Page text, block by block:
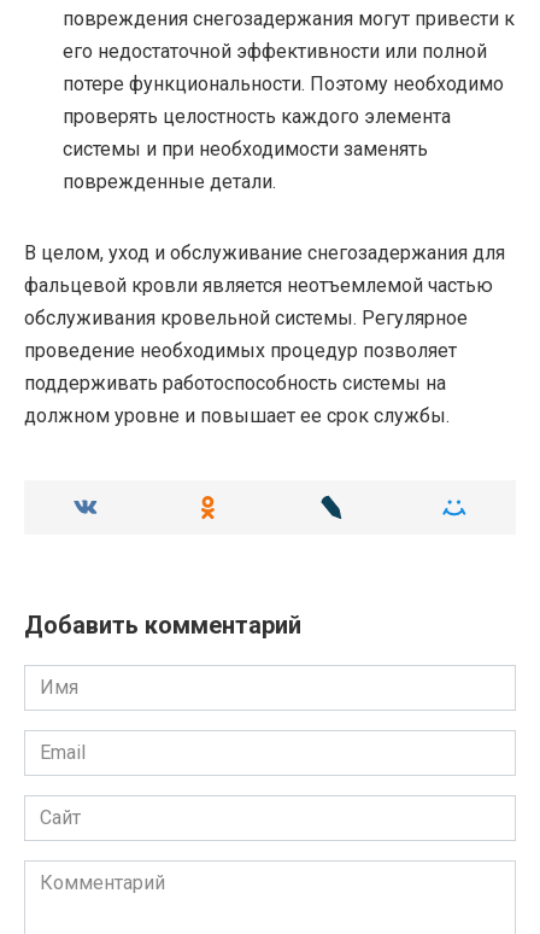
повреждения снегозадержания могут привести к
его недостаточной эффективности или полной
потере функциональности. Поэтому необходимо
проверять целостность каждого элемента
системы и при необходимости заменять
поврежденные детали.
В целом, уход и обслуживание снегозадержания для
фальцевой кровли является неотъемлемой частью
обслуживания кровельной системы. Регулярное
проведение необходимых процедур позволяет
поддерживать работоспособность системы на
должном уровне и повышает ее срок службы.
Добавить комментарий
Имя
Email
Сайт
Комментарий